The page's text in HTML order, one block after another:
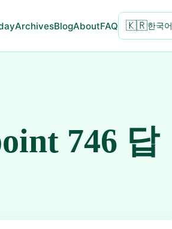
ArchivesBlogAboutFAQ 🇰🇷한국어
746 답